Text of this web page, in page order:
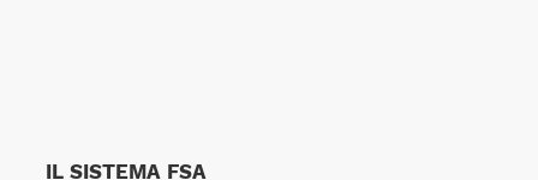
IL SISTEMA FSA